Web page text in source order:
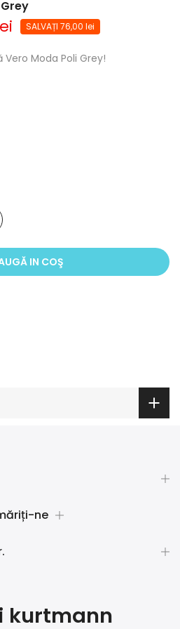
SALVAȚI 76,00 lei
Moda Poli Grey!
IN COŞ
ne
kurtmann